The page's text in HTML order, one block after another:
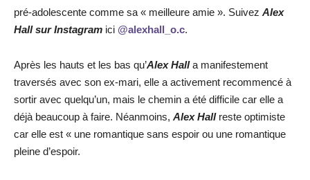
pré-adolescente comme sa « meilleure amie ». Suivez Alex
Hall sur Instagram ici @alexhall_o.c.
Après les hauts et les bas qu’Alex Halla manifestement
traversés avec son ex-mari, elle a activement recommencé à
sortir avec quelqu’un, mais le chemin a été difficile car elle a
déjà beaucoup à faire. Néanmoins, Alex Hallreste optimiste
car elle est « une romantique sans espoir ou une romantique
pleine d’espoir.